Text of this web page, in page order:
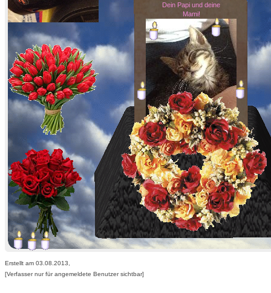
Dein Papi und deine
Mami!
Erstellt am 03.08.2013,
[Verfasser nur für angemeldete Benutzer sichtbar]